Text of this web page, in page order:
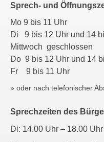
Sprech- und
Mo 9 bis 11 Uhr
Di 9 bis 12 Uhr und
Mittwoch geschlossen
Do 9 bis 12 Uhr und
Fr 9 bis 11 Uhr
» oder nach telefonischer
Sprechzeiten des
Di: 14.00 Uhr – 18.00